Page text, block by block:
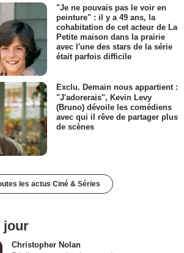
"Je ne pouvais pas le voir en
peinture" : il y a 49 ans, la
cohabitation de cet acteur de La
Petite maison dans la prairie
avec l'une des stars de la série
était parfois difficile
Exclu. Demain nous appartient :
"J'adorerais", Kevin Levy
(Bruno) dévoile les comédiens
avec qui il rêve de partager plus
de scènes
les actus Ciné & Séries
jour
Christopher Nolan